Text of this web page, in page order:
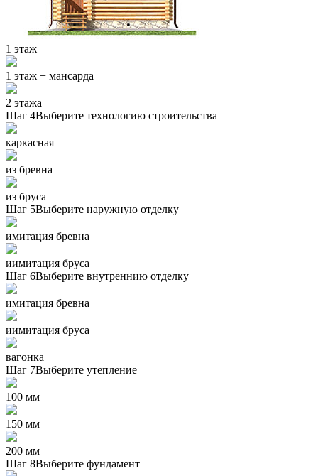
1 этаж
1 этаж + мансарда
2 этажа
Шаг 4Выберите технологию строительства
каркасная
из бревна
из бруса
Шаг 5Выберите наружную отделку
имитация бревна
иимитация бруса
Шаг 6Выберите внутреннию отделку
имитация бревна
иимитация бруса
вагонка
Шаг 7Выберите утепление
100 мм
150 мм
200 мм
Шаг 8Выберите фундамент